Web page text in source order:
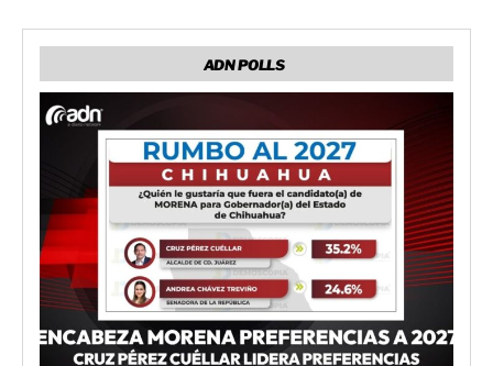
ADN POLLS